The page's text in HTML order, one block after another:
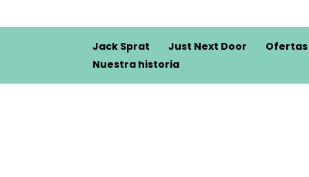
Jack Sprat Just Next Door
Nuestra historia